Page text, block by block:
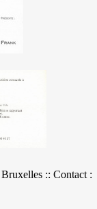
:: Contact :